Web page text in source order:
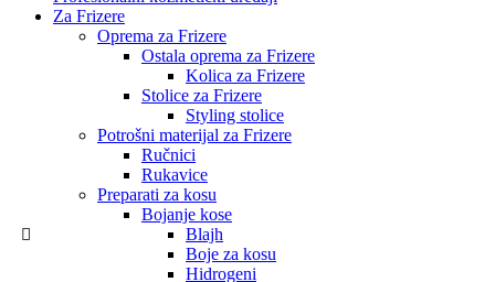
Za Frizere
Oprema za Frizere
Ostala oprema za Frizere
Kolica za Frizere
Stolice za Frizere
Styling stolice
Potrošni materijal za Frizere
Ručnici
Rukavice
Preparati za kosu
Bojanje kose
Blajh
Boje za kosu
Hidrogeni